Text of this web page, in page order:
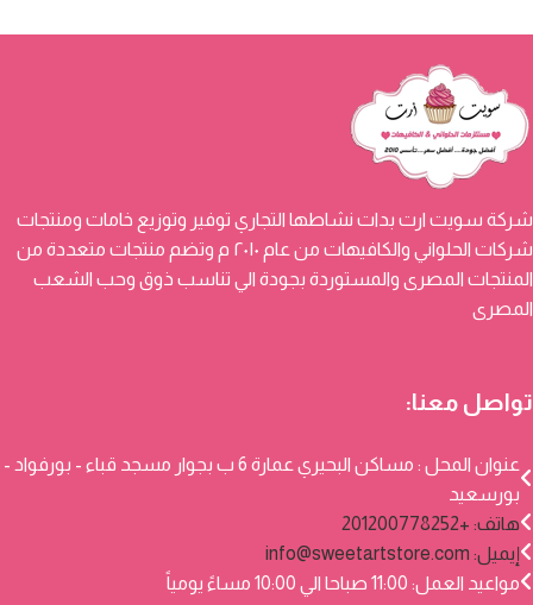
شركة سويت ارت بدات نشاطها التجاري توفير وتوزيع خامات ومنتجات
شركات الحلواني والكافيهات من عام ٢٠١٠ م وتضم منتجات متعددة من
المنتجات المصرى والمستوردة بجودة الي تناسب ذوق وحب الشعب
المصرى
تواصل معنا:
عنوان المحل : مساكن البحيري عمارة 6 ب بجوار مسجد قباء - بورفواد -
بورسعيد
هاتف: +201200778252
إيميل: info@sweetartstore.com
مواعيد العمل: 11:00 صباحا الي 10:00 مساءً يومياً